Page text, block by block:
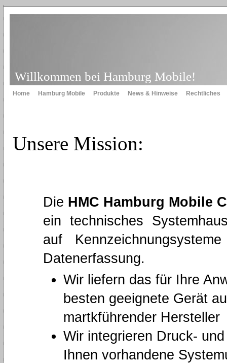
Willkommen bei Hamburg Mobile!
Home Hamburg Mobile Produkte News & Hinweise Rechtliches
Unsere Mission:
Die HMC Hamburg Mobile
ein technisches
auf
Datenerfassung.
Wir liefern das für Ihre
besten geeignete Gerät
martkführender Hersteller
Wir integrieren Druck-
Ihnen vorhandene